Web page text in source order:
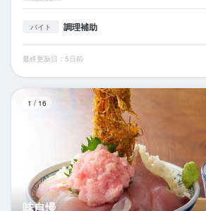
バイト 調理補助
最終更新日：5日前
1 / 16
味自慢